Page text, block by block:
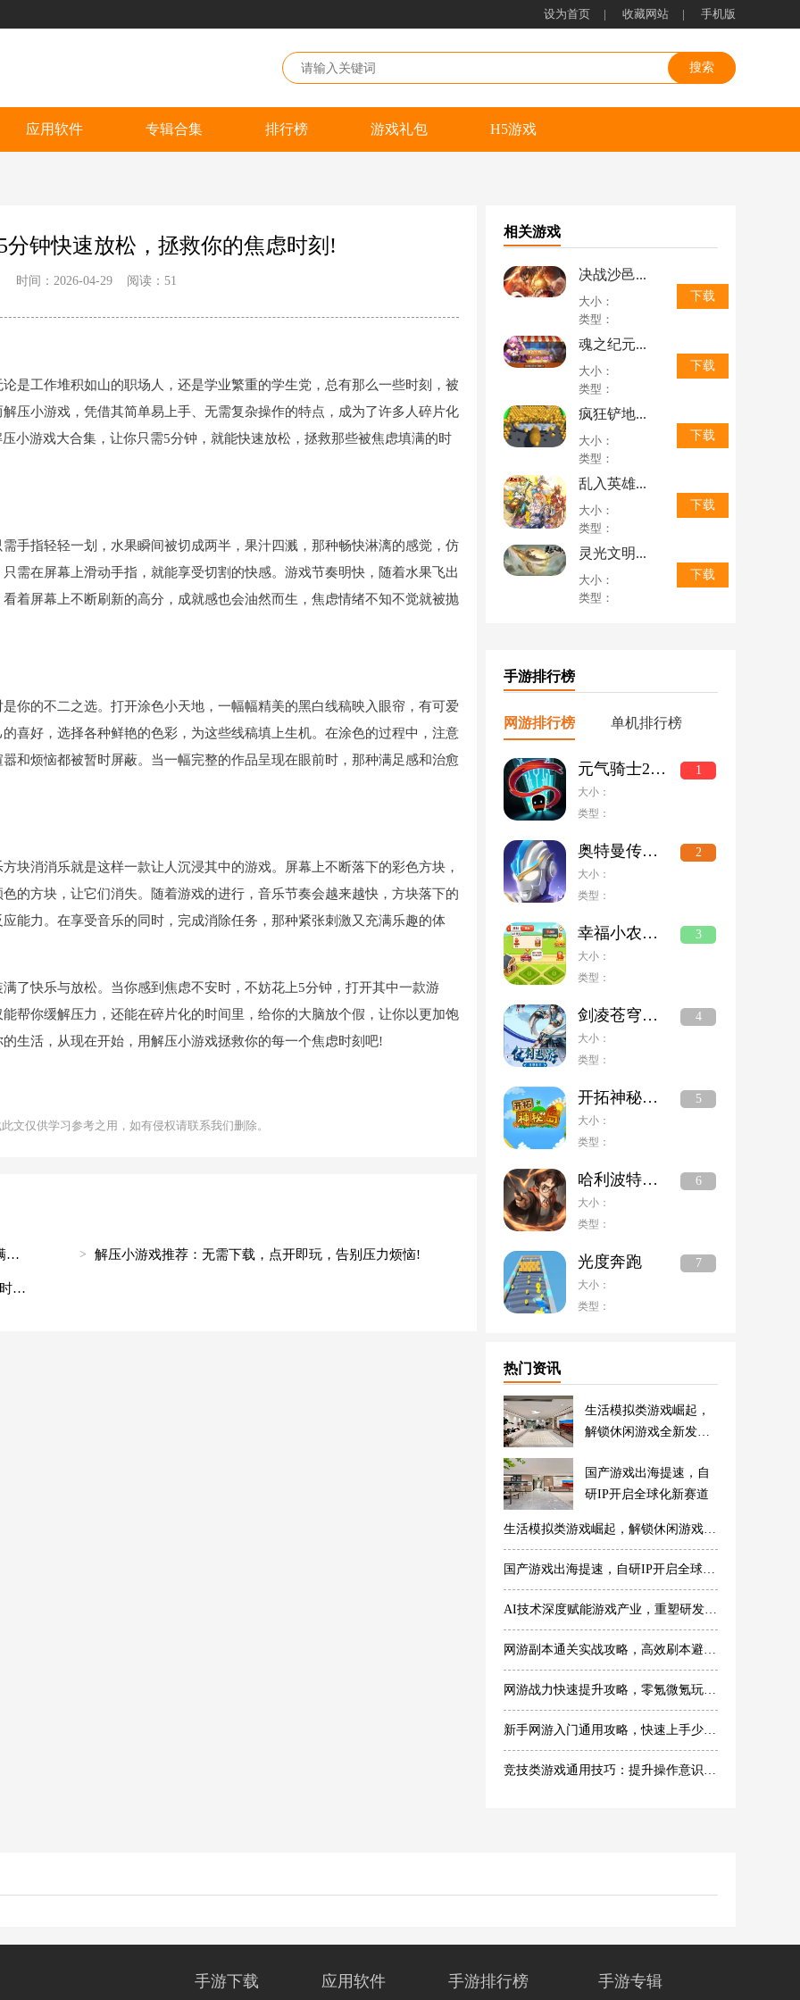
设为首页 | 收藏网站 | 手机版
应用软件 专辑合集 排行榜 游戏礼包 H5游戏
钟快速放松，拯救你的焦虑时刻!
时间：2026-04-29 阅读： 51
是工作堆积如山的职场人，还是学业繁重的学生党，总有那么一些时刻，被
压小游戏，凭借其简单易上手、无需复杂操作的特点，成为了许多人碎片化
小游戏大合集，让你只需5分钟，就能快速放松，拯救那些被焦虑填满的时
手指轻轻一划，水果瞬间被切成两半，果汁四溅，那种畅快淋漓的感觉，仿
需在屏幕上滑动手指，就能享受切割的快感。游戏节奏明快，随着水果飞出
着屏幕上不断刷新的高分，成就感也会油然而生，焦虑情绪不知不觉就被抛
你的不二之选。打开涂色小天地，一幅幅精美的黑白线稿映入眼帘，有可爱
好，选择各种鲜艳的色彩，为这些线稿填上生机。在涂色的过程中，注意
和烦恼都被暂时屏蔽。当一幅完整的作品呈现在眼前时，那种满足感和治愈
块消消乐就是这样一款让人沉浸其中的游戏。屏幕上不断落下的彩色方块，
的方块，让它们消失。随着游戏的进行，音乐节奏会越来越快，方块落下的
能力。在享受音乐的同时，完成消除任务，那种紧张刺激又充满乐趣的体
了快乐与放松。当你感到焦虑不安时，不妨花上5分钟，打开其中一款游
帮你缓解压力，还能在碎片化的时间里，给你的大脑放个假，让你以更加饱
生活，从现在开始，用解压小游戏拯救你的每一个焦虑时刻吧!
文仅供学习参考之用，如有侵权请联系我们删除。
解压小游戏排行榜：这10款治愈系游戏，让你瞬间满血复活! 解压小游戏推荐：无需下载，点开即玩，告别压力烦恼!
解压小游戏大合集：5分钟快速放松，拯救你的焦虑时刻!
相关游戏
决战沙邑...
大小：
类型：
下载
魂之纪元...
大小：
类型：
下载
疯狂铲地...
大小：
类型：
下载
乱入英雄...
大小：
类型：
下载
灵光文明...
大小：
类型：
下载
手游排行榜
网游排行榜 单机排行榜
元气骑士2022破解版全无限下载 1
大小：
类型：
奥特曼传奇英雄国际版 2
大小：
类型：
幸福小农场赚钱版 3
大小：
类型：
剑凌苍穹破解版无限元宝 4
大小：
类型：
开拓神秘岛安卓版 5
大小：
类型：
哈利波特魔法觉醒手游 6
大小：
类型：
光度奔跑 7
大小：
类型：
热门资讯
生活模拟类游戏崛起，
解锁休闲游戏全新发展
国产游戏出海提速，自
研IP开启全球化新赛道
生活模拟类游戏崛起，解锁休闲游戏全新发展方向
国产游戏出海提速，自研IP开启全球化新赛道
AI技术深度赋能游戏产业，重塑研发与玩家体验
网游副本通关实战攻略，高效刷本避坑技巧
网游战力快速提升攻略，零氪微氪玩家专属技巧
新手网游入门通用攻略，快速上手少走弯路
竞技类游戏通用技巧：提升操作意识轻松提升段位
手游下载 应用软件 手游排行榜 手游专辑